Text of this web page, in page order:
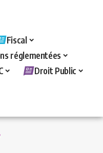
Fiscal
réglementées
Droit Public
>Ressources humaines>Hygiène et